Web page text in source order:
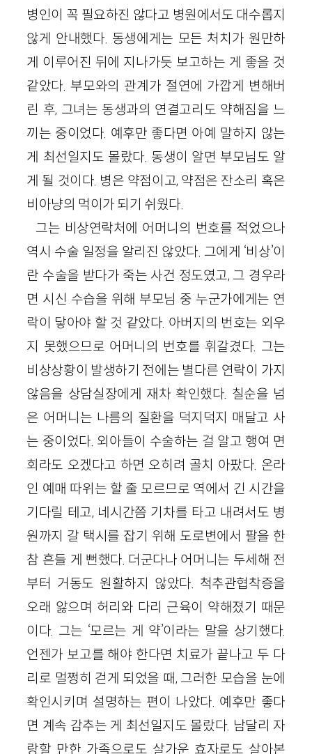
병인이 꼭 필요하진 않다고 병원에서도 대수롭지
않게 안내했다. 동생에게는 모든 처치가 원만하
게 이루어진 뒤에 지나가듯 보고하는 게 좋을 것
같았다. 부모와의 관계가 절연에 가깝게 변해버
린 후, 그녀는 동생과의 연결고리도 약해짐을 느
끼는 중이었다. 예후만 좋다면 아예 말하지 않는
게 최선일지도 몰랐다. 동생이 알면 부모님도 알
게 될 것이다. 병은 약점이고, 약점은 잔소리 혹은
비아냥의 먹이가 되기 쉬웠다.
그는 비상연락처에 어머니의 번호를 적었으나
역시 수술 일정을 알리진 않았다. 그에게 ‘비상’이
란 수술을 받다가 죽는 사건 정도였고, 그 경우라
면 시신 수습을 위해 부모님 중 누군가에게는 연
락이 닿아야 할 것 같았다. 아버지의 번호는 외우
지 못했으므로 어머니의 번호를 휘갈겼다. 그는
비상상황이 발생하기 전에는 별다른 연락이 가지
않음을 상담실장에게 재차 확인했다. 칠순을 넘
은 어머니는 나름의 질환을 덕지덕지 매달고 사
는 중이었다. 외아들이 수술하는 걸 알고 행여 면
회라도 오겠다고 하면 오히려 골치 아팠다. 온라
인 예매 따위는 할 줄 모르므로 역에서 긴 시간을
기다릴 테고, 네시간쯤 기차를 타고 내려서도 병
원까지 갈 택시를 잡기 위해 도로변에서 팔을 한
참 흔들 게 뻔했다. 더군다나 어머니는 두세해 전
부터 거동도 원활하지 않았다. 척추관협착증을
오래 앓으며 허리와 다리 근육이 약해졌기 때문
이다. 그는 ‘모르는 게 약’이라는 말을 상기했다.
언젠가 보고를 해야 한다면 치료가 끝나고 두 다
리로 멀쩡히 걷게 되었을 때, 그러한 모습을 눈에
확인시키며 설명하는 편이 나았다. 예후만 좋다
면 계속 감추는 게 최선일지도 몰랐다. 남달리 자
랑할 만한 가족으로도 살가운 효자로도 살아본